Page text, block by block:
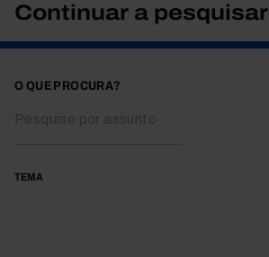
Continuar a pesquisar
O QUE PROCURA?
TEMA